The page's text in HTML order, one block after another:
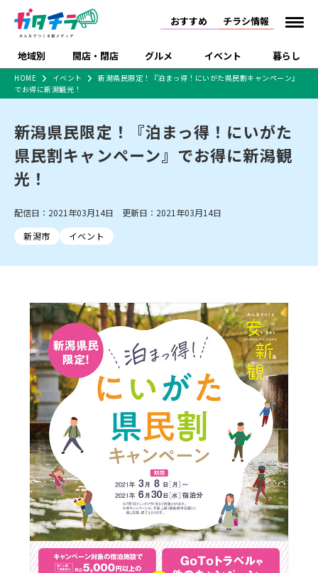
おすすめ チラシ情報
地域別 開店・閉店 グルメ イベント 暮らし
新潟市 下越
佐渡
新潟市中央区 新潟市東区 新潟市西区
新潟市北区
新潟市南区
新潟市江南区 新潟市秋葉区
新潟市西蒲区
村上・関川
新発田・聖籠
胎内・粟島
三条・加茂・田上
五泉・阿賀野・阿賀
燕・弥彦
長岡・見附
小千谷・十日町・津南
魚沼・南魚沼・湯沢
柏崎・刈羽・出雲崎
上越・妙高・糸魚川
開店 閉店
リニューアル・移転
新潟市・開店
新潟市・閉店
長岡市・開店
長岡市・閉店
上越市・開店
ラーメン・開店
ラーメン・閉店
ラーメン 現地レポート
スイーツ
ご当地グルメ 食べ歩き テイクアウト
季節・期間限定
カフェ
居酒屋・バー 焼肉
パスタ
パン・ベーカリー
タレカツ・豚カツ
デカ盛り・大盛り
旨辛・激辛
定食・町定食 海鮮・鮨
そば・うどん
日本酒・新潟清酒
ワイン・クラフトビール
ケーキ・パフェ
ビアガーデン・暑気払い
忘新年会・歓送迎会
体験・販売 祭り・伝統行事
スポーツ
セミナー・講演会 子ども向け 花火大会
入場無料
住宅展示場
完成見学会 学生スポーツ アルビレックス
施設・ショップ
住宅メーカー・工務
店
習い事・塾 アパレル・雑貨
観光スポット
温泉・入浴 ホテル 旅館
水族館
病院・クリニック
イオンモール
ラブラ万代・ラブラ2
ビルボードプレイスBP
新潟伊勢丹
ピア万代
リバーサイド千秋
パティオPATIO
特売セール インタビュー
特集・まとめ記事
セツコママ ランキング 新潟人
キャンペーン
開店まとめ
閉店まとめ
食品スーパー・コンビ
ショッピングモール・
大型施設
ドラッグストア・ホーム
センター
ファッション 生活サービス
冠婚葬祭
習い事・塾 通販・EC イベント
求人
官公庁・自治体
新潟市 チラシ
長岡・見附 チラシ
上越・妙高・糸魚川 チラシ
注目 チラシ
週末セール
火曜セール
オープン・リニューアルセール
周年祭・感謝祭セール
年末・初売りセール
HOME イベント
新潟県民限定！『泊まっ得！にいがた県民割キャンペーン』
でお得に新潟観光！
新潟県民限定！『泊まっ得！にいがた
県民割キャンペーン』でお得に新潟観
光！
配信日：2021年03月14日 更新日：2021年03月14日
新潟市
イベント